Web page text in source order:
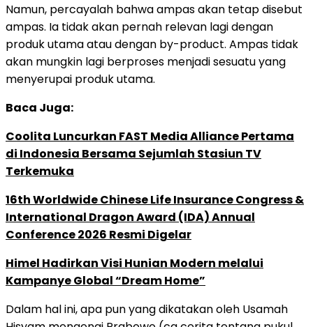
Namun, percayalah bahwa ampas akan tetap disebut
ampas. Ia tidak akan pernah relevan lagi dengan
produk utama atau dengan by-product. Ampas tidak
akan mungkin lagi berproses menjadi sesuatu yang
menyerupai produk utama.
Baca Juga:
Coolita Luncurkan FAST Media Alliance Pertama
di Indonesia Bersama Sejumlah Stasiun TV
Terkemuka
16th Worldwide Chinese Life Insurance Congress &
International Dragon Award (IDA) Annual
Conference 2026 Resmi Digelar
Himel Hadirkan Visi Hunian Modern melalui
Kampanye Global “Dream Home”
Dalam hal ini, apa pun yang dikatakan oleh Usamah